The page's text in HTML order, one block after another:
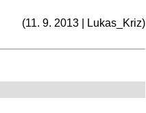
(11. 9. 2013 | Lukas_Kriz)